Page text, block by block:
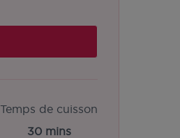
Temps de cuisson
30 mins